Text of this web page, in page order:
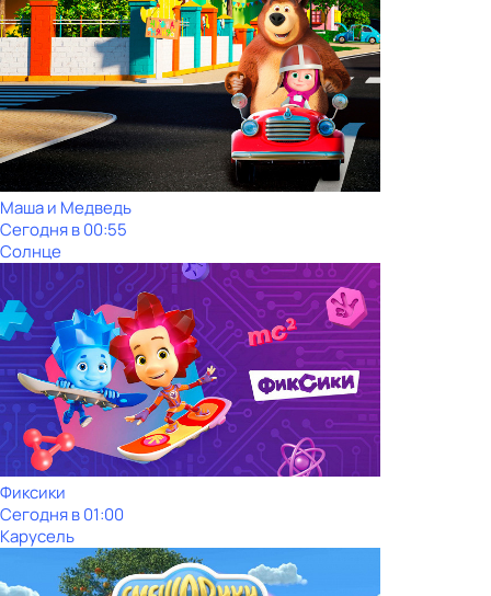
Маша и Медведь
Сегодня в 00:55
Солнце
Фиксики
Сегодня в 01:00
Карусель